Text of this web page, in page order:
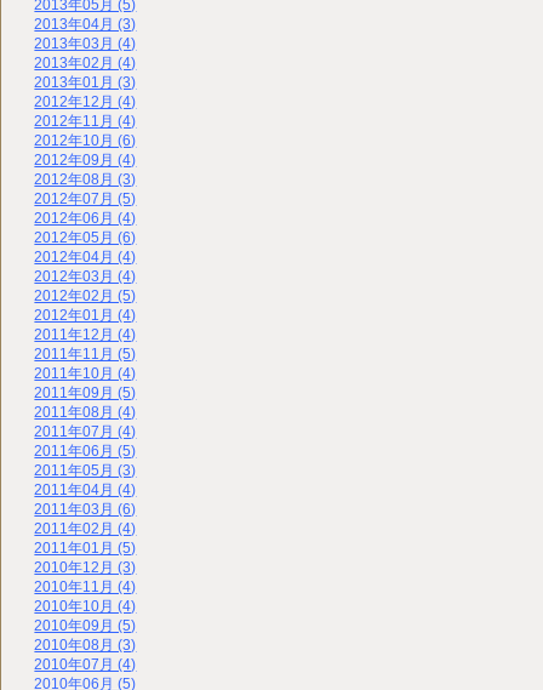
2013年05月 (5)
2013年04月 (3)
2013年03月 (4)
2013年02月 (4)
2013年01月 (3)
2012年12月 (4)
2012年11月 (4)
2012年10月 (6)
2012年09月 (4)
2012年08月 (3)
2012年07月 (5)
2012年06月 (4)
2012年05月 (6)
2012年04月 (4)
2012年03月 (4)
2012年02月 (5)
2012年01月 (4)
2011年12月 (4)
2011年11月 (5)
2011年10月 (4)
2011年09月 (5)
2011年08月 (4)
2011年07月 (4)
2011年06月 (5)
2011年05月 (3)
2011年04月 (4)
2011年03月 (6)
2011年02月 (4)
2011年01月 (5)
2010年12月 (3)
2010年11月 (4)
2010年10月 (4)
2010年09月 (5)
2010年08月 (3)
2010年07月 (4)
2010年06月 (5)